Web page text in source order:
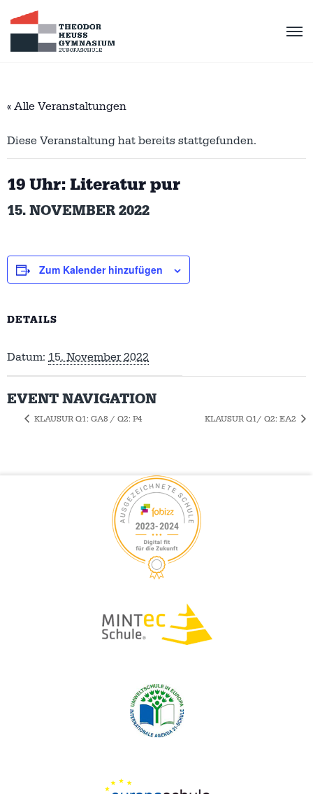
« Alle Veranstaltungen
Diese Veranstaltung hat bereits stattgefunden.
19 Uhr: Literatur pur
15. NOVEMBER 2022
Zum Kalender hinzufügen
DETAILS
Datum: 15. November 2022
EVENT NAVIGATION
KLAUSUR Q1: GA8 / Q2: P4 KLAUSUR Q1/ Q2: EA2